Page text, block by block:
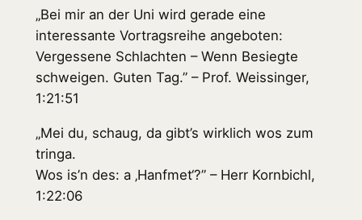
„Bei mir an der Uni wird gerade eine
interessante Vortragsreihe angeboten:
Vergessene Schlachten – Wenn Besiegte
schweigen. Guten Tag.” – Prof. Weissinger,
1:21:51
„Mei du, schaug, da gibt’s wirklich wos zum
tringa.
Wos is’n des: a ‚Hanfmet‘?” – Herr Kornbichl,
1:22:06